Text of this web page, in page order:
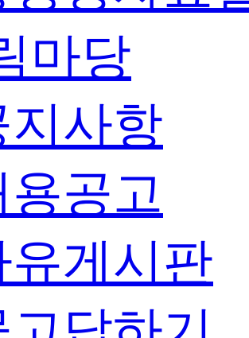
마당
지사항
용공고
유게시판